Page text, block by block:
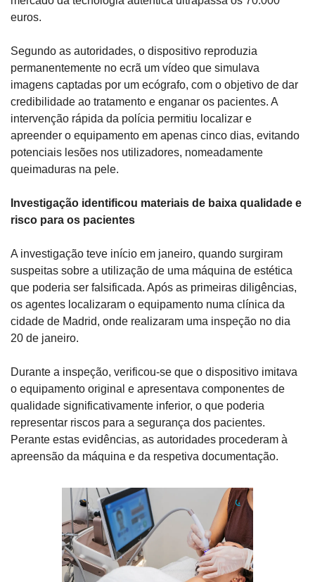
euros.
Segundo as autoridades, o dispositivo reproduzia
permanentemente no ecrã um vídeo que simulava
imagens captadas por um ecógrafo, com o objetivo de dar
credibilidade ao tratamento e enganar os pacientes. A
intervenção rápida da polícia permitiu localizar e
apreender o equipamento em apenas cinco dias, evitando
potenciais lesões nos utilizadores, nomeadamente
queimaduras na pele.
Investigação identificou materiais de baixa qualidade e
risco para os pacientes
A investigação teve início em janeiro, quando surgiram
suspeitas sobre a utilização de uma máquina de estética
que poderia ser falsificada. Após as primeiras diligências,
os agentes localizaram o equipamento numa clínica da
cidade de Madrid, onde realizaram uma inspeção no dia
20 de janeiro.
Durante a inspeção, verificou-se que o dispositivo imitava
o equipamento original e apresentava componentes de
qualidade significativamente inferior, o que poderia
representar riscos para a segurança dos pacientes.
Perante estas evidências, as autoridades procederam à
apreensão da máquina e da respetiva documentação.